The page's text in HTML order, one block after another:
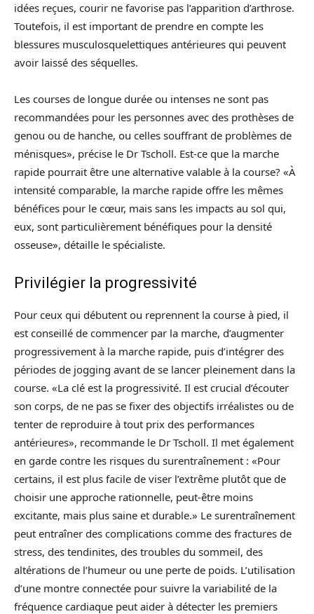
idées reçues, courir ne favorise pas l’apparition d’arthrose.
Toutefois, il est important de prendre en compte les
blessures musculosquelettiques antérieures qui peuvent
avoir laissé des séquelles.
Les courses de longue durée ou intenses ne sont pas
recommandées pour les personnes avec des prothèses de
genou ou de hanche, ou celles souffrant de problèmes de
ménisques», précise le Dr Tscholl. Est-ce que la marche
rapide pourrait être une alternative valable à la course? «À
intensité comparable, la marche rapide offre les mêmes
bénéfices pour le cœur, mais sans les impacts au sol qui,
eux, sont particulièrement bénéfiques pour la densité
osseuse», détaille le spécialiste.
Privilégier la progressivité
Pour ceux qui débutent ou reprennent la course à pied, il
est conseillé de commencer par la marche, d’augmenter
progressivement à la marche rapide, puis d’intégrer des
périodes de jogging avant de se lancer pleinement dans la
course. «La clé est la progressivité. Il est crucial d’écouter
son corps, de ne pas se fixer des objectifs irréalistes ou de
tenter de reproduire à tout prix des performances
antérieures», recommande le Dr Tscholl. Il met également
en garde contre les risques du surentraînement : «Pour
certains, il est plus facile de viser l’extrême plutôt que de
choisir une approche rationnelle, peut-être moins
excitante, mais plus saine et durable.» Le surentraînement
peut entraîner des complications comme des fractures de
stress, des tendinites, des troubles du sommeil, des
altérations de l’humeur ou une perte de poids. L’utilisation
d’une montre connectée pour suivre la variabilité de la
fréquence cardiaque peut aider à détecter les premiers